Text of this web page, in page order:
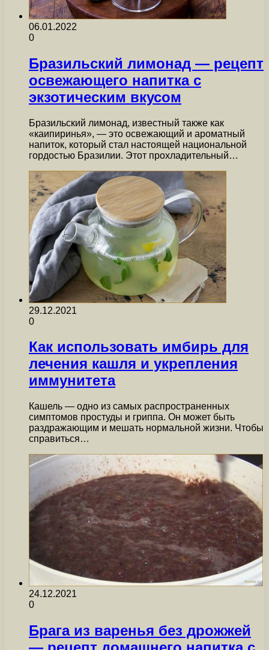
06.01.2022
0
Бразильский лимонад — рецепт
освежающего напитка с
экзотическим вкусом
Бразильский лимонад, известный также как
«каипиринья», — это освежающий и ароматный
напиток, который стал настоящей национальной
гордостью Бразилии. Этот прохладительный…
29.12.2021
0
Как использовать имбирь для
лечения кашля и укрепления
иммунитета
Кашель — одно из самых распространенных
симптомов простуды и гриппа. Он может быть
раздражающим и мешать нормальной жизни. Чтобы
справиться…
24.12.2021
0
Брага из варенья без дрожжей